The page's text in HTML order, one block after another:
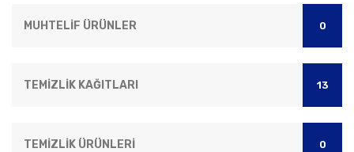
MUHTELİF ÜRÜNLER 0
TEMİZLİK KAĞITLARI 13
TEMİZLİK ÜRÜNLERİ 0